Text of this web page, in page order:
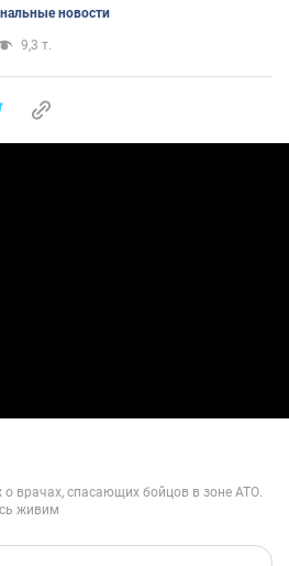
новости
9,3 т.